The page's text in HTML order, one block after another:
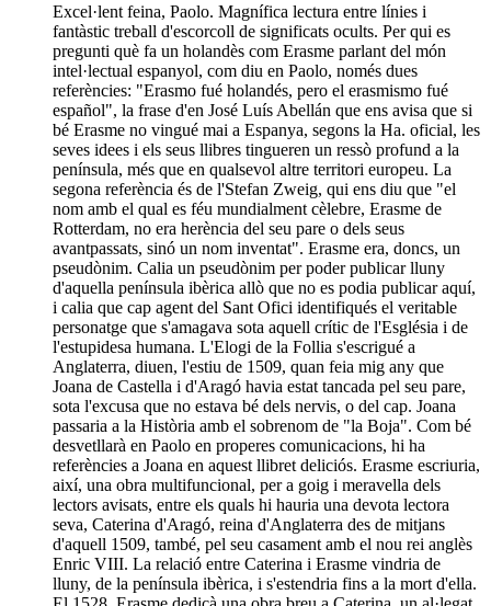
Excel·lent feina, Paolo. Magnífica lectura entre línies i
fantàstic treball d'escorcoll de significats ocults. Per qui es
pregunti què fa un holandès com Erasme parlant del món
intel·lectual espanyol, com diu en Paolo, només dues
referències: "Erasmo fué holandés, pero el erasmismo fué
español", la frase d'en José Luís Abellán que ens avisa que si
bé Erasme no vingué mai a Espanya, segons la Ha. oficial, les
seves idees i els seus llibres tingueren un ressò profund a la
península, més que en qualsevol altre territori europeu. La
segona referència és de l'Stefan Zweig, qui ens diu que "el
nom amb el qual es féu mundialment cèlebre, Erasme de
Rotterdam, no era herència del seu pare o dels seus
avantpassats, sinó un nom inventat". Erasme era, doncs, un
pseudònim. Calia un pseudònim per poder publicar lluny
d'aquella península ibèrica allò que no es podia publicar aquí,
i calia que cap agent del Sant Ofici identifiqués el veritable
personatge que s'amagava sota aquell crític de l'Església i de
l'estupidesa humana. L'Elogi de la Follia s'escrigué a
Anglaterra, diuen, l'estiu de 1509, quan feia mig any que
Joana de Castella i d'Aragó havia estat tancada pel seu pare,
sota l'excusa que no estava bé dels nervis, o del cap. Joana
passaria a la Història amb el sobrenom de "la Boja". Com bé
desvetllarà en Paolo en properes comunicacions, hi ha
referències a Joana en aquest llibret deliciós. Erasme escriuria,
així, una obra multifuncional, per a goig i meravella dels
lectors avisats, entre els quals hi hauria una devota lectora
seva, Caterina d'Aragó, reina d'Anglaterra des de mitjans
d'aquell 1509, també, pel seu casament amb el nou rei anglès
Enric VIII. La relació entre Caterina i Erasme vindria de
lluny, de la península ibèrica, i s'estendria fins a la mort d'ella.